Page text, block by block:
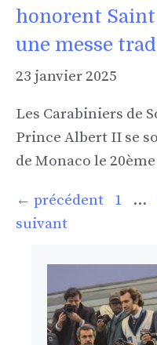
honorent
une messe
23 janvier 2025
Les Carabiniers de
Prince Albert II se
de Monaco le
← précédent Page
1 …
suivant